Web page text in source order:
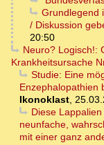
Grundlegend
/ Diskussion
20:50
Neuro? Logisch!:
Krankheitsursache
Studie: Eine
Enzephalopathien
Ikonoklast,
Diese
neunfache,
mit einer ganz